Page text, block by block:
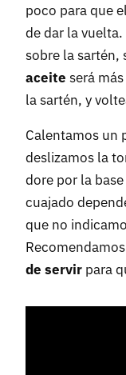
poco para que
de dar la
sobre la sartén,
aceite será
la sartén, y
Calentamos un
deslizamos la
dore por la
cuajado
que no
Recomendamos
de servir para